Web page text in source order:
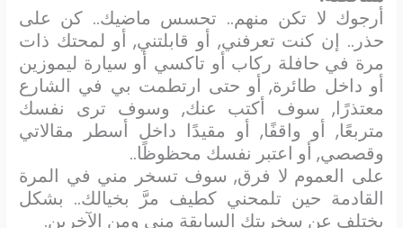
أرجوك لا تكن منهم.. تحسس ماضيك.. كن على
حذر.. إن كنت تعرفني, أو قابلتني, أو لمحتك ذات
مرة في حافلة ركاب أو تاكسي أو سيارة ليموزين
أو داخل طائرة, أو حتى ارتطمت بي في الشارع
معتذرًا, سوف أكتب عنك, وسوف ترى نفسك
متربعًا, أو واقفًا, أو مقيدًا داخل أسطر مقالاتي
وقصصي, أو اعتبر نفسك محظوظًا..
على العموم لا فرق, سوف تسخر مني في المرة
القادمة حين تلمحني كطيف مرَّ بخيالك.. بشكل
يختلف عن سخريتك السابقة مني ومن الآخرين.